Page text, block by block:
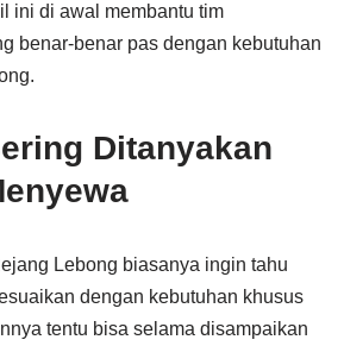
ini di awal membantu tim
benar-benar pas dengan kebutuhan
Ditanyakan
Lebong biasanya ingin tahu
dengan kebutuhan khusus
tentu bisa selama disampaikan